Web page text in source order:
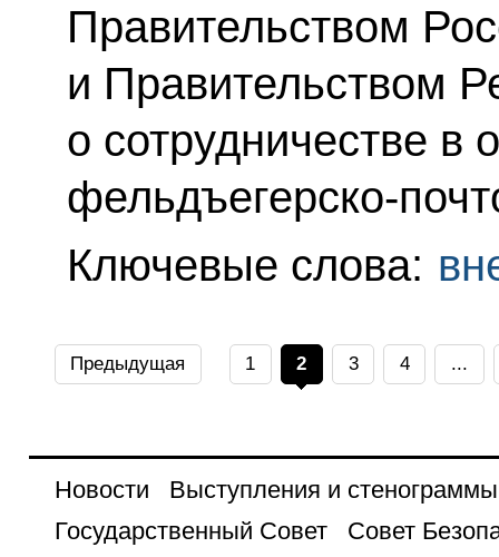
Правительством
и Правительством
о сотрудничестве в
фельдъегерско-
Ключевые слова:
Предыдущая 1 2 3 4 ...
Новости
Выступления и стенограммы
Государственный Совет
Совет